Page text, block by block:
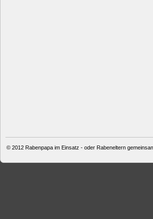
© 2012 Rabenpapa im Einsatz - oder Rabeneltern